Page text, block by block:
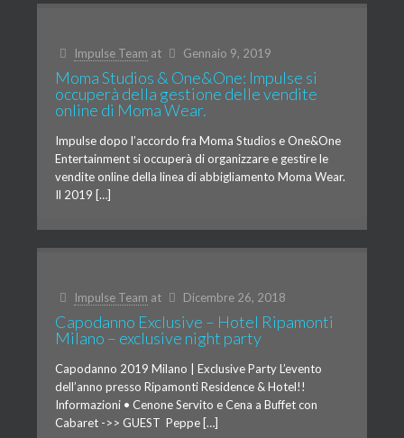
Impulse Team at Gennaio 9, 2019
Moma Studios & One&One: Impulse si
occuperà della gestione delle vendite
online di Moma Wear.
Impulse dopo l’accordo fra Moma Studios e One&One
Entertainment si occuperà di organizzare e gestire le
vendite online della linea di abbigliamento Moma Wear.
Il 2019 […]
Impulse Team at Dicembre 26, 2018
Capodanno Exclusive – Hotel Ripamonti
Milano – exclusive night party
Capodanno 2019 Milano | Exclusive Party L’evento
dell’anno presso Ripamonti Residence & Hotel!!
Informazioni • Cenone Servito e Cena a Buffet con
Cabaret ->> GUEST Peppe […]